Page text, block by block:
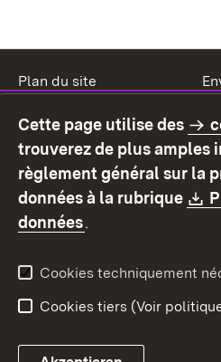
Plan du site
Mode d'emploi
Contact
Cette page utilise des
trouverez de plus amples
règlement général sur la
données à la rubrique
données.
Cookies techniquement
Cookies tiers (Voir